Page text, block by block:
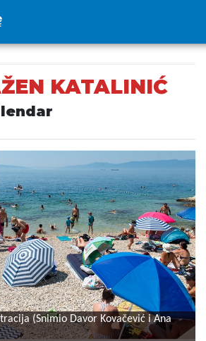
KATALINIĆ
(Snimio Davor Kovačević i Ana